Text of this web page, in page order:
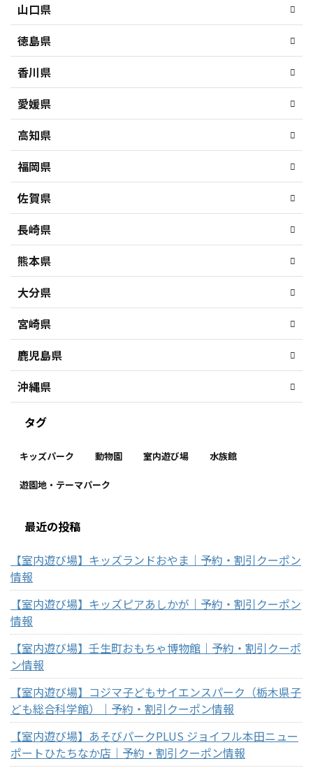
山口県
徳島県
香川県
愛媛県
高知県
福岡県
佐賀県
長崎県
熊本県
大分県
宮崎県
鹿児島県
沖縄県
タグ
キッズパーク 動物園 室内遊び場 水族館
遊園地・テーマパーク
最近の投稿
【室内遊び場】キッズランドおやま｜予約・割引クーポン
情報
【室内遊び場】キッズピアあしかが｜予約・割引クーポン
情報
【室内遊び場】壬生町おもちゃ博物館｜予約・割引クーポ
ン情報
【室内遊び場】コジマ子どもサイエンスパーク（栃木県子
ども総合科学館）｜予約・割引クーポン情報
【室内遊び場】あそびパークPLUS ジョイフル本田ニュー
ポートひたちなか店｜予約・割引クーポン情報